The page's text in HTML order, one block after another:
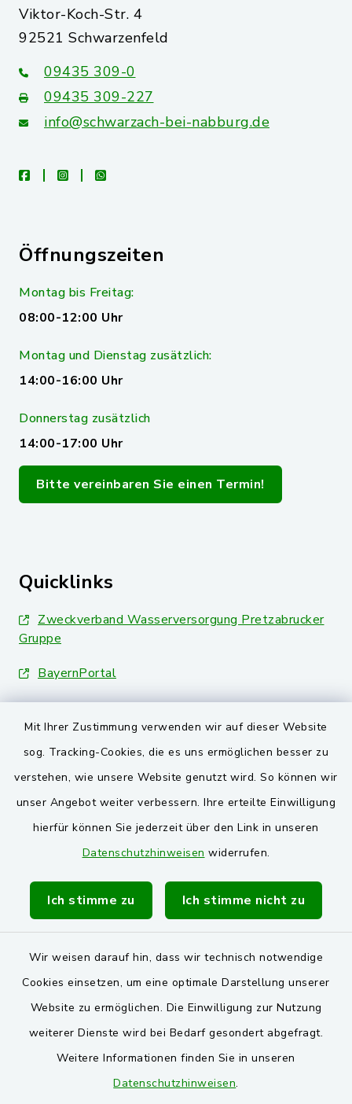
Mit Ihrer Zustimmung verwenden wir auf dieser Website
sog. Tracking-Cookies, die es uns ermöglichen besser zu
verstehen, wie unsere Website genutzt wird. So können wir
unser Angebot weiter verbessern. Ihre erteilte Einwilligung
hierfür können Sie jederzeit über den Link in unseren
Datenschutzhinweisen widerrufen.
Ich stimme zu Ich stimme nicht zu
Wir weisen darauf hin, dass wir technisch notwendige
Cookies einsetzen, um eine optimale Darstellung unserer
Website zu ermöglichen. Die Einwilligung zur Nutzung
weiterer Dienste wird bei Bedarf gesondert abgefragt.
Weitere Informationen finden Sie in unseren
Datenschutzhinweisen.
Viktor-Koch-Str. 4
92521 Schwarzenfeld
09435 309-0
09435 309-227
info@schwarzach-bei-nabburg.de
facebookinstagramwhatsapp
Öffnungszeiten
Montag bis Freitag:
08:00-12:00 Uhr
Montag und Dienstag zusätzlich:
14:00-16:00 Uhr
Donnerstag zusätzlich
14:00-17:00 Uhr
Bitte vereinbaren Sie einen Termin!
Quicklinks
Zweckverband Wasserversorgung Pretzabrucker
Gruppe
BayernPortal
Landkreis Schwandorf
VG und Gemeinden
Markt Schwarzenfeld
Gemeinde Stulln
Verwaltungsgemeinschaft Schwarzenfeld
Barrierefreiheit